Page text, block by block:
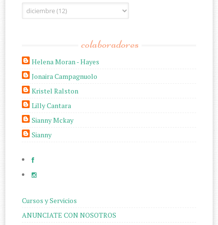
colaboradores
Helena Moran - Hayes
Jonaira Campagnuolo
Kristel Ralston
Lilly Cantara
Sianny Mckay
Sianny
Cursos y Servicios
ANUNCIATE CON NOSOTROS